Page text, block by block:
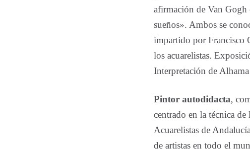
afirmación de Van
sueños». Ambos se
impartido por Francisco
los acuarelistas.
Interpretación de
Pintor autodidacta,
centrado en la técnica
Acuarelistas de
de artistas en todo el